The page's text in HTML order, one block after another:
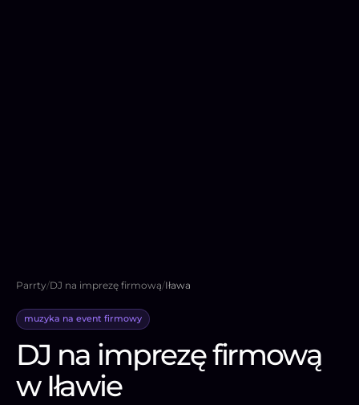
Parrty/DJ na imprezę firmową/Iława
muzyka na event firmowy
DJ na imprezę firmową
w Iławie